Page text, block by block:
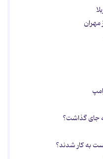
مهران
به کار شدند؟